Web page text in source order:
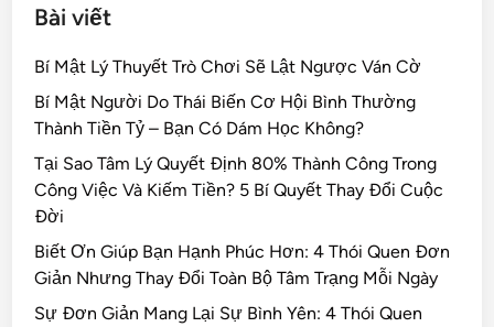
Bài viết
Bí Mật Lý Thuyết Trò Chơi Sẽ Lật Ngược Ván Cờ
Bí Mật Người Do Thái Biến Cơ Hội Bình Thường
Thành Tiền Tỷ – Bạn Có Dám Học Không?
Tại Sao Tâm Lý Quyết Định 80% Thành Công Trong
Công Việc Và Kiếm Tiền? 5 Bí Quyết Thay Đổi Cuộc
Đời
Biết Ơn Giúp Bạn Hạnh Phúc Hơn: 4 Thói Quen Đơn
Giản Nhưng Thay Đổi Toàn Bộ Tâm Trạng Mỗi Ngày
Sự Đơn Giản Mang Lại Sự Bình Yên: 4 Thói Quen